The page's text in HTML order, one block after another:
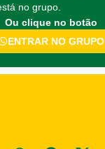
no grupo.
Ou clique no botão
ENTRAR NO GRUPO